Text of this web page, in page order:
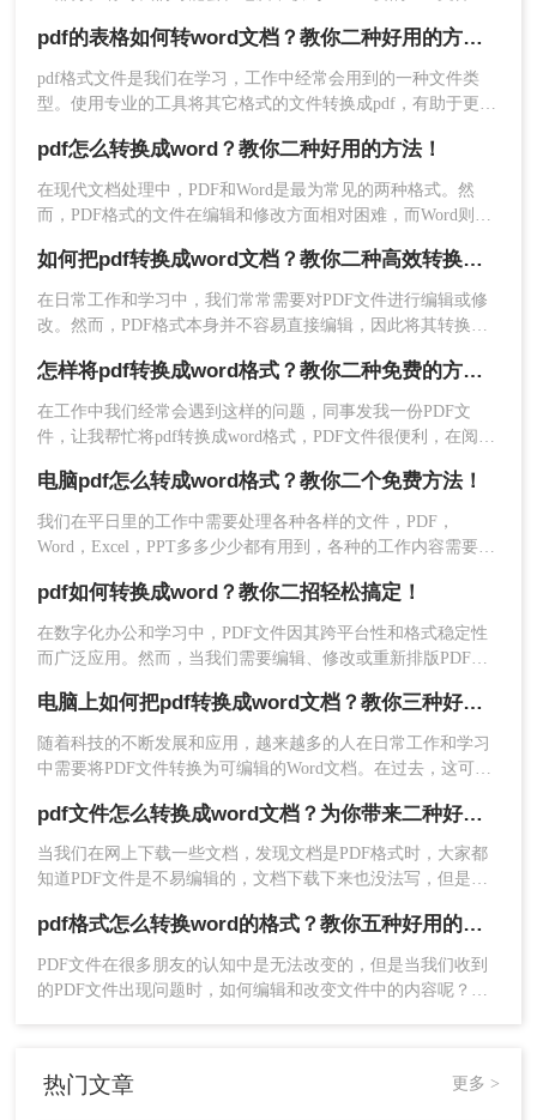
官网网址：https://pdf.55.la/
操作步骤如下：
1、安装运行转转大师PDF转换器，选择【PDF转
换】→PDF转其他→【文件转Word】功能。
次性添加多个PDF文件进行批量转换。设置好转换
格式、转换模式、输出目录，点击【开始转换】
转换前后效果对比：
转换成Word格式。本文将详细介绍电脑pdf如何转换成word格
式。​
pdf的表格如何转word文档？教你二种好用的方法！
pdf格式文件是我们在学习，工作中经常会用到的一种文件类
型。使用专业的工具将其它格式的文件转换成pdf，有助于更好
伙伴们修改文件的内容，编辑，比如将pdf转word文档，那么
pdf的表格如何转word文档呢？
pdf怎么转换成word？教你二种好用的方法！
在现代文档处理中，PDF和Word是最为常见的两种格式。然
而，PDF格式的文件在编辑和修改方面相对困难，而Word则更
格式呢？答案是肯定的。本文将为您详细介绍pdf怎么转换成
word，让您在日常的工作和学习中更加便捷。
如何把pdf转换成word文档？教你二种高效转换方法！
在日常工作和学习中，我们常常需要对PDF文件进行编辑或修
改。然而，PDF格式本身并不容易直接编辑，因此将其转换为
文档呢？本文将介绍两种有效的PDF转Word的方法。
怎样将pdf转换成word格式？教你二种免费的方法！
在工作中我们经常会遇到这样的问题，同事发我一份PDF文
件，让我帮忙将pdf转换成word格式，PDF文件很便利，在阅读
得转换成word文档，那么问题来了，怎样将pdf转换成word格
式？这类操作对工作经验丰富的人自然不在话下，但对于职场
新手来说，就让人很头疼了，学会这个将pdf转换成word格式方
电脑pdf怎么转成word格式？教你二个免费方法！
我们在平日里的工作中需要处理各种各样的文件，PDF，
Word，Excel，PPT多多少少都有用到，各种的工作内容需要用
式，很多初入职场的小伙伴不清楚电脑pdf怎么转成word格式，
那么小编下面就来分享二个免费转换方法，一起来看看吧。
pdf如何转换成word？教你二招轻松搞定！
在数字化办公和学习中，PDF文件因其跨平台性和格式稳定性
而广泛应用。然而，当我们需要编辑、修改或重新排版PDF文
如何转换成Word呢？本文将介绍两种实用的PDF转Word方法，
帮助您轻松实现文件格式转换。
电脑上如何把pdf转换成word文档？教你三种好用的方法！
随着科技的不断发展和应用，越来越多的人在日常工作和学习
中需要将PDF文件转换为可编辑的Word文档。在过去，这可能
具来完成这个任务。那么电脑上如何把pdf转换成word文档呢？
本文将为您介绍几种最方便且高效的方法，帮助您在电脑上轻
松将PDF转换为Word文档。
pdf文件怎么转换成word文档？为你带来二种好用的方法！
当我们在网上下载一些文档，发现文档是PDF格式时，大家都
知道PDF文件是不易编辑的，文档下载下来也没法写，但是我
呢？下面就来给大家讲讲pdf转word的方法吧。
pdf格式怎么转换word的格式？教你五种好用的方法！
PDF文件在很多朋友的认知中是无法改变的，但是当我们收到
的PDF文件出现问题时，如何编辑和改变文件中的内容呢？事
word的格式吗？不清楚的合作伙伴可以尝试遵循以下内容。我
热门文章 更多 >